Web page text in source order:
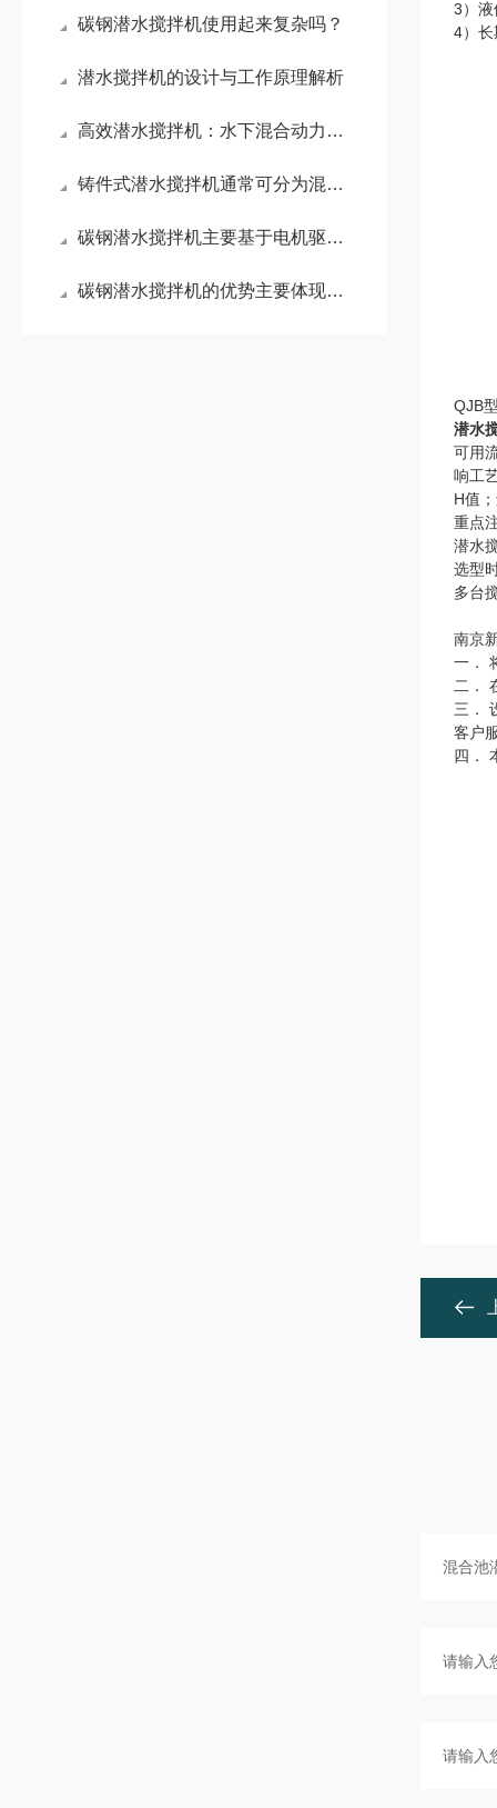
碳钢潜水搅拌机使用起来复杂吗？
潜水搅拌机的设计与工作原理解析
高效潜水搅拌机：水下混合动力的工作原理与实际应用
铸件式潜水搅拌机通常可分为混合搅拌和低速推流两大系列
碳钢潜水搅拌机主要基于电机驱动叶轮旋转这一核心原理
碳钢潜水搅拌机的优势主要体现在这些方面！
3）
4）
QJB
潜水
可用
响工
H值
重点
潜水
选型
多台
南京
一．
二．
三．
客户
四．